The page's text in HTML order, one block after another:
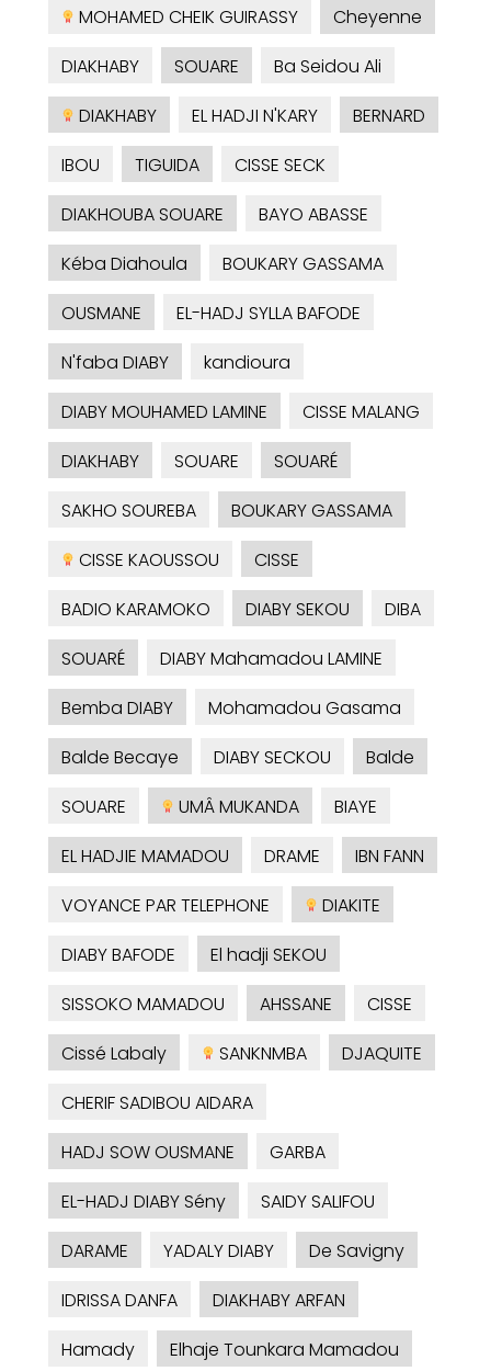
MOHAMED CHEIK GUIRASSY
Cheyenne
DIAKHABY
SOUARE
Ba Seidou Ali
DIAKHABY
EL HADJI N'KARY
BERNARD
IBOU
TIGUIDA
CISSE SECK
DIAKHOUBA SOUARE
BAYO ABASSE
Kéba Diahoula
BOUKARY GASSAMA
OUSMANE
EL-HADJ SYLLA BAFODE
N'faba DIABY
kandioura
DIABY MOUHAMED LAMINE
CISSE MALANG
DIAKHABY
SOUARE
SOUARÉ
SAKHO SOUREBA
BOUKARY GASSAMA
CISSE KAOUSSOU
CISSE
BADIO KARAMOKO
DIABY SEKOU
DIBA
SOUARÉ
DIABY Mahamadou LAMINE
Bemba DIABY
Mohamadou Gasama
Balde Becaye
DIABY SECKOU
Balde
SOUARE
UMÂ MUKANDA
BIAYE
EL HADJIE MAMADOU
DRAME
IBN FANN
VOYANCE PAR TELEPHONE
DIAKITE
DIABY BAFODE
El hadji SEKOU
SISSOKO MAMADOU
AHSSANE
CISSE
Cissé Labaly
SANKNMBA
DJAQUITE
CHERIF SADIBOU AIDARA
HADJ SOW OUSMANE
GARBA
EL-HADJ DIABY Sény
SAIDY SALIFOU
DARAME
YADALY DIABY
De Savigny
IDRISSA DANFA
DIAKHABY ARFAN
Hamady
Elhaje Tounkara Mamadou